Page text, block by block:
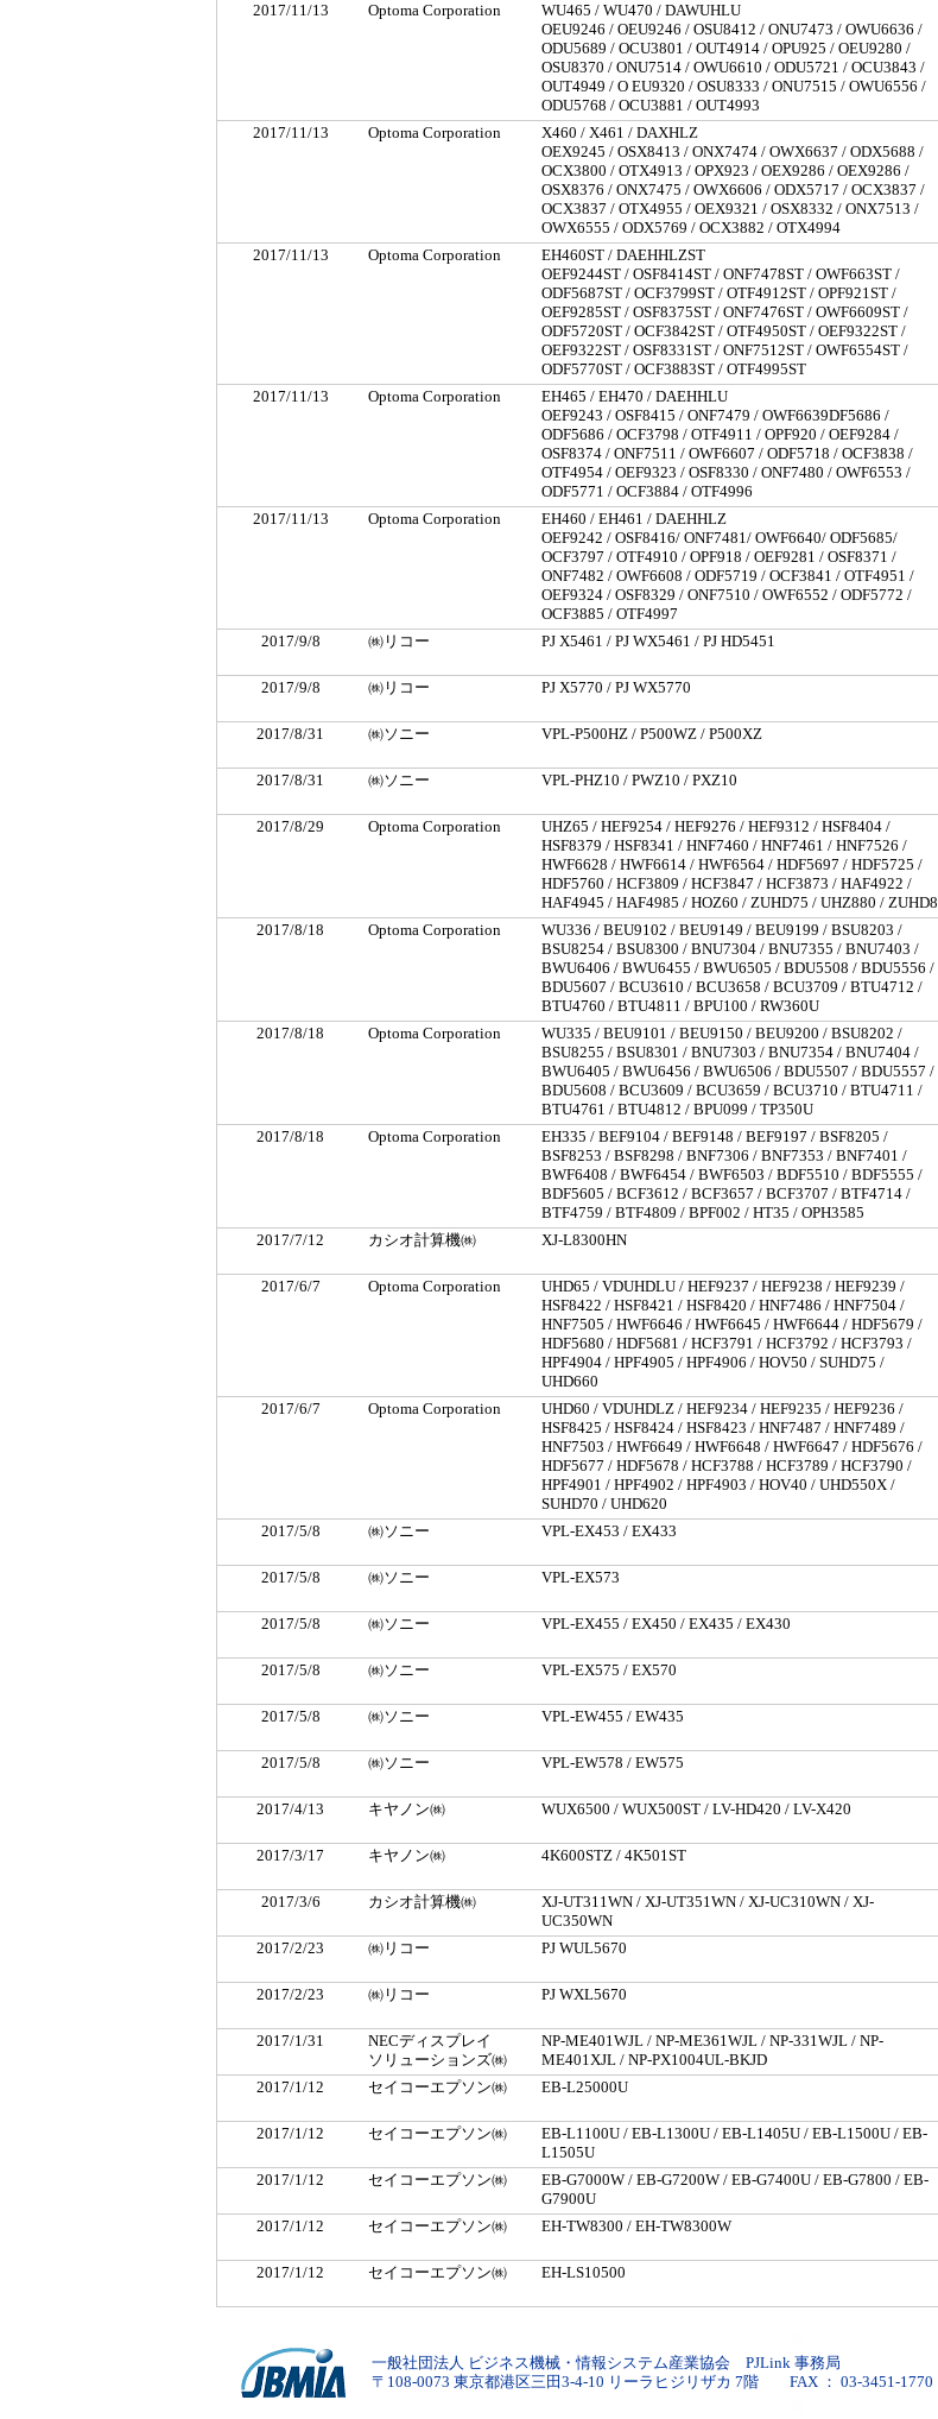
2017/11/13 Optoma Corporation
WU465 / WU470 / DAWUHLU
OEU9246 / OEU9246 / OSU8412 / ONU7473 / OWU6636 /
ODU5689 / OCU3801 / OUT4914 / OPU925 / OEU9280 /
OSU8370 / ONU7514 / OWU6610 / ODU5721 / OCU3843 /
OUT4949 / O EU9320 / OSU8333 / ONU7515 / OWU6556 /
ODU5768 / OCU3881 / OUT4993
2017/11/13 Optoma Corporation
X460 / X461 / DAXHLZ
OEX9245 / OSX8413 / ONX7474 / OWX6637 / ODX5688 /
OCX3800 / OTX4913 / OPX923 / OEX9286 / OEX9286 /
OSX8376 / ONX7475 / OWX6606 / ODX5717 / OCX3837 /
OCX3837 / OTX4955 / OEX9321 / OSX8332 / ONX7513 /
OWX6555 / ODX5769 / OCX3882 / OTX4994
2017/11/13 Optoma Corporation
EH460ST / DAEHHLZST
OEF9244ST / OSF8414ST / ONF7478ST / OWF663ST /
ODF5687ST / OCF3799ST / OTF4912ST / OPF921ST /
OEF9285ST / OSF8375ST / ONF7476ST / OWF6609ST /
ODF5720ST / OCF3842ST / OTF4950ST / OEF9322ST /
OEF9322ST / OSF8331ST / ONF7512ST / OWF6554ST /
ODF5770ST / OCF3883ST / OTF4995ST
2017/11/13 Optoma Corporation
EH465 / EH470 / DAEHHLU
OEF9243 / OSF8415 / ONF7479 / OWF6639DF5686 /
ODF5686 / OCF3798 / OTF4911 / OPF920 / OEF9284 /
OSF8374 / ONF7511 / OWF6607 / ODF5718 / OCF3838 /
OTF4954 / OEF9323 / OSF8330 / ONF7480 / OWF6553 /
ODF5771 / OCF3884 / OTF4996
2017/11/13 Optoma Corporation
EH460 / EH461 / DAEHHLZ
OEF9242 / OSF8416/ ONF7481/ OWF6640/ ODF5685/
OCF3797 / OTF4910 / OPF918 / OEF9281 / OSF8371 /
ONF7482 / OWF6608 / ODF5719 / OCF3841 / OTF4951 /
OEF9324 / OSF8329 / ONF7510 / OWF6552 / ODF5772 /
OCF3885 / OTF4997
2017/9/8 ㈱リコー PJ X5461 / PJ WX5461 / PJ HD5451
2017/9/8
㈱リコー PJ X5770 / PJ WX5770
2017/8/31
㈱ソニー VPL-P500HZ / P500WZ / P500XZ
2017/8/31
㈱ソニー VPL-PHZ10 / PWZ10 / PXZ10
2017/8/29
Optoma Corporation
UHZ65 / HEF9254 / HEF9276 / HEF9312 / HSF8404 /
HSF8379 / HSF8341 / HNF7460 / HNF7461 / HNF7526 /
HWF6628 / HWF6614 / HWF6564 / HDF5697 / HDF5725 /
HDF5760 / HCF3809 / HCF3847 / HCF3873 / HAF4922 /
HAF4945 / HAF4985 / HOZ60 / ZUHD75 / UHZ880 / ZUHD8
2017/8/18 Optoma Corporation
WU336 / BEU9102 / BEU9149 / BEU9199 / BSU8203 /
BSU8254 / BSU8300 / BNU7304 / BNU7355 / BNU7403 /
BWU6406 / BWU6455 / BWU6505 / BDU5508 / BDU5556 /
BDU5607 / BCU3610 / BCU3658 / BCU3709 / BTU4712 /
BTU4760 / BTU4811 / BPU100 / RW360U
2017/8/18 Optoma Corporation
WU335 / BEU9101 / BEU9150 / BEU9200 / BSU8202 /
BSU8255 / BSU8301 / BNU7303 / BNU7354 / BNU7404 /
BWU6405 / BWU6456 / BWU6506 / BDU5507 / BDU5557 /
BDU5608 / BCU3609 / BCU3659 / BCU3710 / BTU4711 /
BTU4761 / BTU4812 / BPU099 / TP350U
2017/8/18 Optoma Corporation
EH335 / BEF9104 / BEF9148 / BEF9197 / BSF8205 /
BSF8253 / BSF8298 / BNF7306 / BNF7353 / BNF7401 /
BWF6408 / BWF6454 / BWF6503 / BDF5510 / BDF5555 /
BDF5605 / BCF3612 / BCF3657 / BCF3707 / BTF4714 /
BTF4759 / BTF4809 / BPF002 / HT35 / OPH3585
2017/7/12 カシオ計算機㈱ XJ-L8300HN
2017/6/7
Optoma Corporation
UHD65 / VDUHDLU / HEF9237 / HEF9238 / HEF9239 /
HSF8422 / HSF8421 / HSF8420 / HNF7486 / HNF7504 /
HNF7505 / HWF6646 / HWF6645 / HWF6644 / HDF5679 /
HDF5680 / HDF5681 / HCF3791 / HCF3792 / HCF3793 /
HPF4904 / HPF4905 / HPF4906 / HOV50 / SUHD75 /
UHD660
2017/6/7 Optoma Corporation
UHD60 / VDUHDLZ / HEF9234 / HEF9235 / HEF9236 /
HSF8425 / HSF8424 / HSF8423 / HNF7487 / HNF7489 /
HNF7503 / HWF6649 / HWF6648 / HWF6647 / HDF5676 /
HDF5677 / HDF5678 / HCF3788 / HCF3789 / HCF3790 /
HPF4901 / HPF4902 / HPF4903 / HOV40 / UHD550X /
SUHD70 / UHD620
2017/5/8 ㈱ソニー VPL-EX453 / EX433
2017/5/8
㈱ソニー VPL-EX573
2017/5/8
㈱ソニー VPL-EX455 / EX450 / EX435 / EX430
2017/5/8
㈱ソニー VPL-EX575 / EX570
2017/5/8
㈱ソニー VPL-EW455 / EW435
2017/5/8
㈱ソニー VPL-EW578 / EW575
2017/4/13
キヤノン㈱ WUX6500 / WUX500ST / LV-HD420 / LV-X420
2017/3/17
キヤノン㈱ 4K600STZ / 4K501ST
2017/3/6
カシオ計算機㈱
XJ-UT311WN / XJ-UT351WN / XJ-UC310WN / XJ-
UC350WN
2017/2/23
㈱リコー PJ WUL5670
2017/2/23
㈱リコー PJ WXL5670
2017/1/31
NECディスプレイ
ソリューションズ㈱
NP-ME401WJL / NP-ME361WJL / NP-331WJL / NP-
ME401XJL / NP-PX1004UL-BKJD
2017/1/12
セイコーエプソン㈱ EB-L25000U
2017/1/12
セイコーエプソン㈱
EB-L1100U / EB-L1300U / EB-L1405U / EB-L1500U / EB-
L1505U
2017/1/12
セイコーエプソン㈱
EB-G7000W / EB-G7200W / EB-G7400U / EB-G7800 / EB-
G7900U
2017/1/12
セイコーエプソン㈱ EH-TW8300 / EH-TW8300W
2017/1/12
セイコーエプソン㈱ EH-LS10500
一般社団法人 ビジネス機械・情報システム産業協会 PJLink 事務局
〒108-0073 東京都港区三田3-4-10 リーラヒジリザカ 7階 FAX ： 03-3451-1770